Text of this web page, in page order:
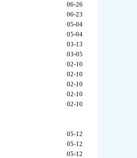
06-26
06-23
05-04
05-04
03-13
03-05
02-10
02-10
02-10
02-10
02-10
05-12
05-12
05-12